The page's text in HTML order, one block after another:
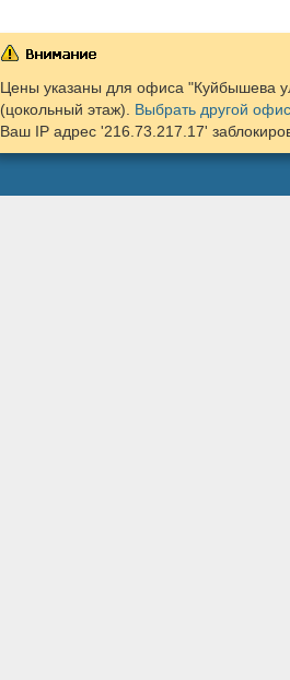
Цены указаны для офиса "Куйбышева
(цокольный этаж). Выбрать другой офис
Ваш IP адрес '216.73.217.17'